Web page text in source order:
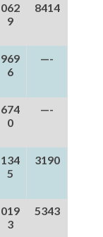
062
9
8414
969
6
—-
674
0
—-
134
5
3190
019
3
5343